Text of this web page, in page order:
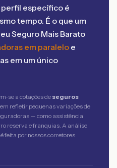
perfil específico é
tempo. É o que um
Seguro Mais Barato
em paralelo e
em um único
se a cotações de seguros
refletir pequenas variações de
— como assistência
reserva e franquias. A análise
feita por nossos corretores